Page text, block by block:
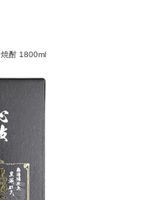
焼酎 1800ml